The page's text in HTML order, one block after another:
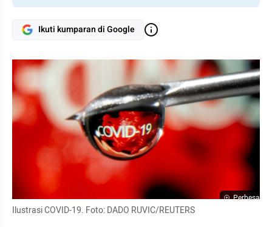
Ikuti kumparan di Google
Perbesar
Ilustrasi COVID-19. Foto: DADO RUVIC/REUTERS